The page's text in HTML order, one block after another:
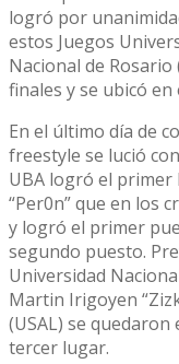
logró por
estos Juegos
Nacional de
finales y se ubicó
En el último día de
freestyle se lució
UBA logró el primer
“Per0n” que en los
y logró el primer
segundo puesto.
Universidad
Martin Irigoyen
(USAL) se
tercer lugar.